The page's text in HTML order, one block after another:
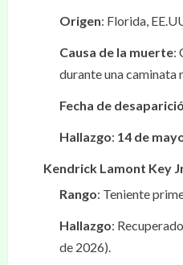
Origen: Florida,
Causa de la muerte:
durante una caminata
Fecha de
Hallazgo: 14 de
Kendrick Lamont Key
Rango: Teniente
Hallazgo:
de 2026).